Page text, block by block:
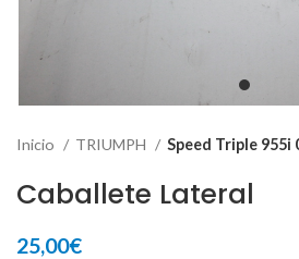
Inicio TRIUMPH Speed Triple 955i
Caballete Lateral
25,00€